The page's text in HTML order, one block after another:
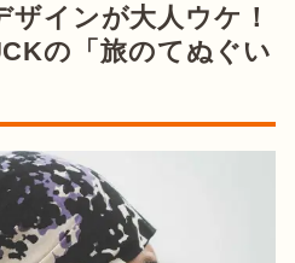
ザインが大人ウケ！
の「旅のてぬぐい